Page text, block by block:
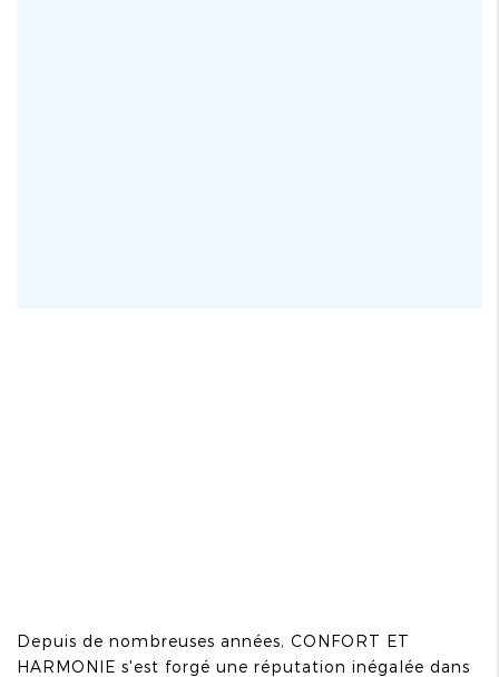
Depuis de nombreuses années, CONFORT ET
HARMONIE s'est forgé une réputation inégalée dans